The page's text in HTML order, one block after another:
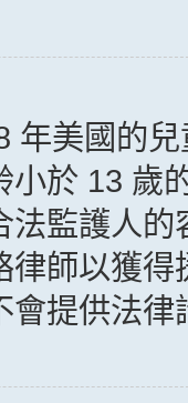
年美國的
小於 13 歲
法監護人
律師以獲
會提供法